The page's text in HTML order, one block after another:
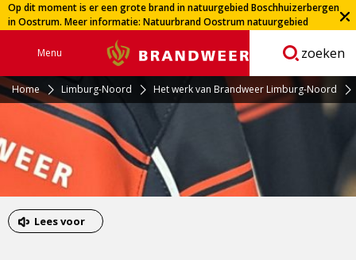
Op dit moment is er een grote brand in natuurgebied Boschhuizerbergen
in Oostrum. Meer informatie: Natuurbrand Oostrum natuurgebied
Menu
Brandweer zoeken
Home Limburg-Noord Het werk van Brandweer Limburg-Noord
Lees voor